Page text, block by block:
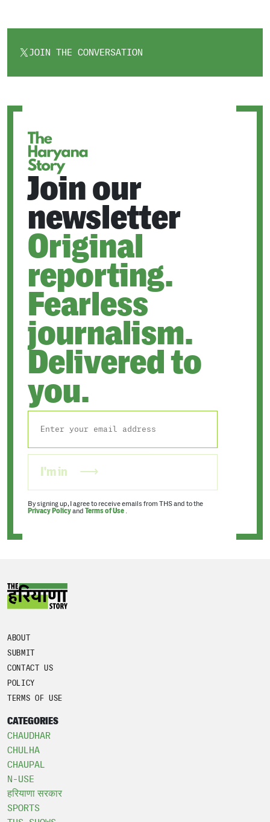
JOIN THE CONVERSATION
OPENS
Join our
newsletter
Original
reporting.
Fearless
journalism.
Delivered to
you.
I'm in
By signing up, I agree to receive emails from THS and to the
Privacy Policyand Terms of Use .
ABOUT
SUBMIT
CONTACT US
POLICY
TERMS OF USE
CATEGORIES
CHAUDHAR
CHULHA
CHAUPAL
N-USE
हरियाणा सरकार
SPORTS